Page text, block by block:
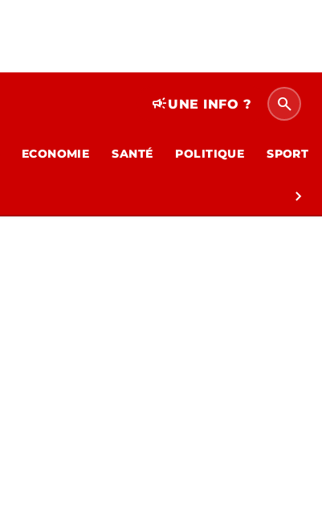
campaignUNE INFO ? search
ECONOMIE SANTÉ POLITIQUE SPORT
chevron_right